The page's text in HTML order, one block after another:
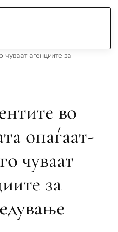
чуваат агенциите за
во
опаѓаат-
чуваат
за